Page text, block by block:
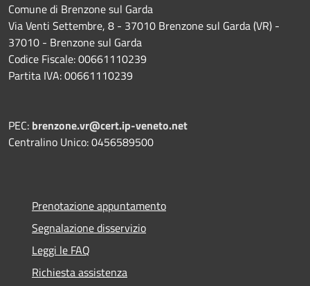
Comune di Brenzone sul Garda
Via Venti Settembre, 8 - 37010 Brenzone sul Garda (VR) -
37010 - Brenzone sul Garda
Codice Fiscale: 00661110239
Partita IVA: 00661110239
PEC: brenzone.vr@cert.ip-veneto.net
Centralino Unico: 0456589500
Prenotazione appuntamento
Segnalazione disservizio
Leggi le FAQ
Richiesta assistenza